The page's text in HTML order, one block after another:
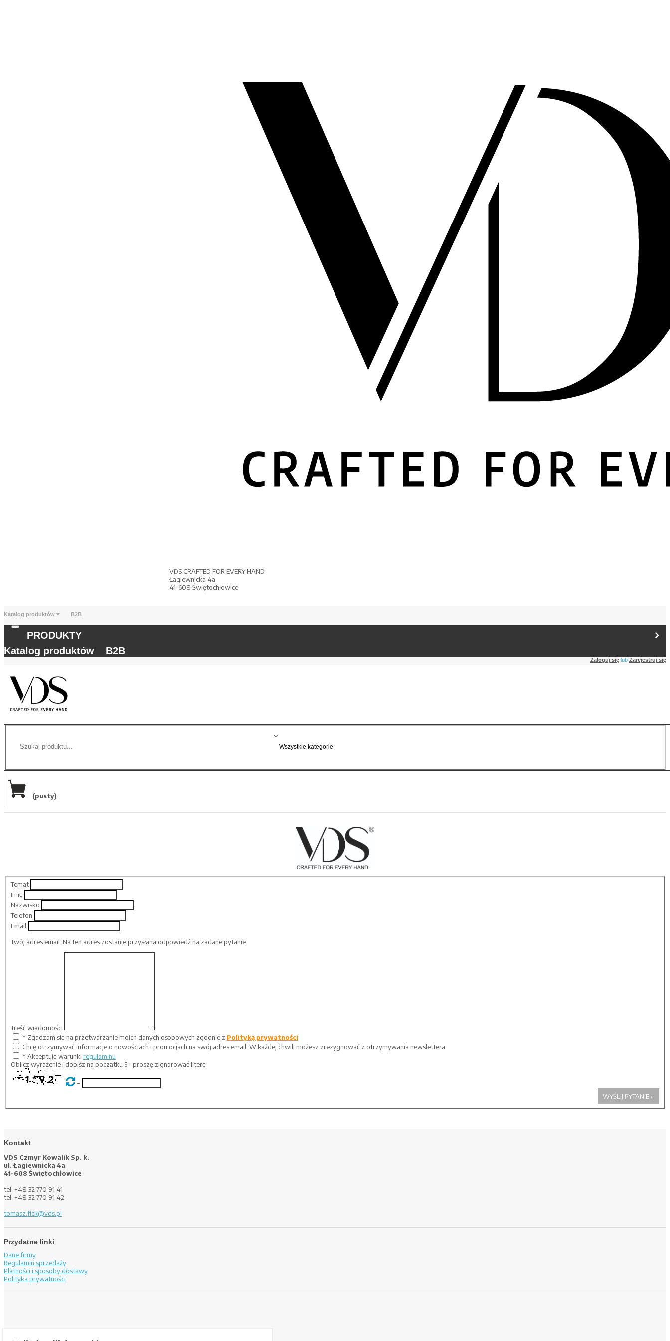
VDS CRAFTED FOR EVERY HAND
Łagiewnicka 4a
41-608 Świętochłowice
Katalog produktów B2B
PRODUKTY
Katalog produktów
B2B
Zaloguj się lub Zarejestruj się
(pusty)
Temat
Imię
Nazwisko
Telefon
Email
Twój adres email. Na ten adres zostanie przysłana odpowiedź na zadane pytanie.
Treść wiadomości
* Zgadzam się na przetwarzanie moich danych osobowych zgodnie z Polityką prywatności
Chcę otrzymywać informacje o nowościach i promocjach na swój adres email. W każdej chwili możesz zrezygnować z otrzymywania newslettera.
* Akceptuję warunki regulaminu
Oblicz wyrażenie i dopisz na początku $- proszę zignorować literę
=
Kontakt
VDS Czmyr Kowalik Sp. k.
ul. Łagiewnicka 4a
41-608 Świętochłowice
tel. +48 32 770 91 41
tel. +48 32 770 91 42
tomasz.fick@vds.pl
Przydatne linki
Dane firmy
Regulamin sprzedaży
Płatności i sposoby dostawy
Polityka prywatności